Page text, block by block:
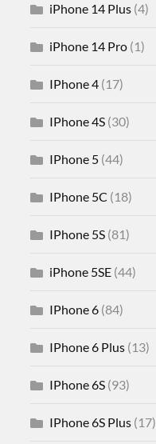
iPhone 14 Plus (4)
iPhone 14 Pro (1)
IPhone 4 (17)
IPhone 4S (30)
IPhone 5 (44)
IPhone 5C (18)
IPhone 5S (81)
iPhone 5SE (44)
IPhone 6 (84)
IPhone 6 Plus (13)
IPhone 6S (93)
IPhone 6S Plus (17)